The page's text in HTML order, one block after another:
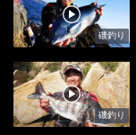
磯釣り
磯釣り